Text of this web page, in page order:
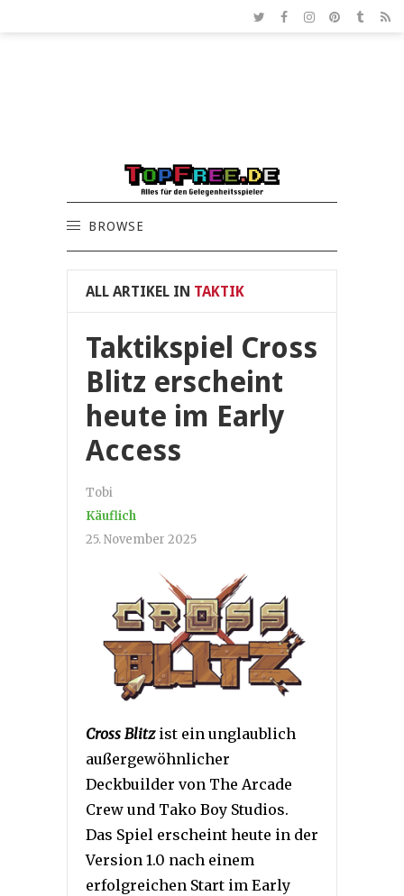
BROWSE
ALL ARTIKEL IN TAKTIK
Taktikspiel Cross
Blitz erscheint
heute im Early
Access
Tobi
Käuflich
25. November 2025
Cross Blitzist ein unglaublich
außergewöhnlicher
Deckbuilder von The Arcade
Crew und Tako Boy Studios.
Das Spiel erscheint heute in der
Version 1.0 nach einem
erfolgreichen Start im Early